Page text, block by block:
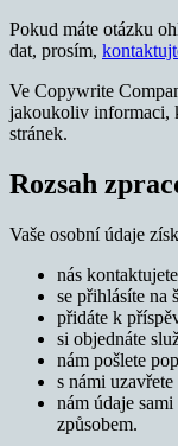
Pokud máte otázku
dat, prosím,
Ve Copywrite
jakoukoliv informaci,
stránek.
Rozsah
Vaše osobní údaje
nás
se přihlásíte na
přidáte k
si objednáte
nám pošlete
s námi
nám údaje
způsobem.